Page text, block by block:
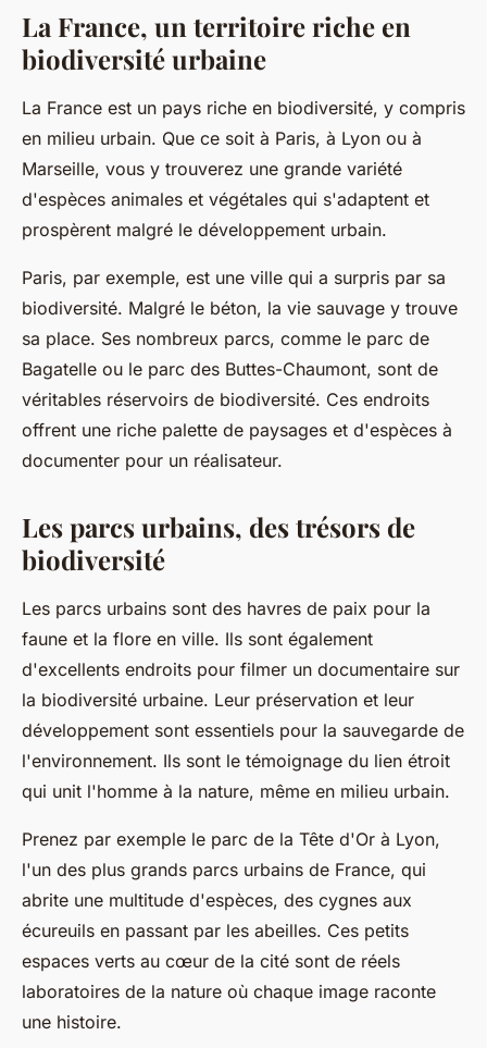
La France, un territoire riche en
biodiversité urbaine
La France est un pays riche en biodiversité, y compris
en milieu urbain. Que ce soit à Paris, à Lyon ou à
Marseille, vous y trouverez une grande variété
d'espèces animales et végétales qui s'adaptent et
prospèrent malgré le développement urbain.
Paris, par exemple, est une ville qui a surpris par sa
biodiversité. Malgré le béton, la vie sauvage y trouve
sa place. Ses nombreux parcs, comme le parc de
Bagatelle ou le parc des Buttes-Chaumont, sont de
véritables réservoirs de biodiversité. Ces endroits
offrent une riche palette de paysages et d'espèces à
documenter pour un réalisateur.
Les parcs urbains, des trésors de
biodiversité
Les parcs urbains sont des havres de paix pour la
faune et la flore en ville. Ils sont également
d'excellents endroits pour filmer un documentaire sur
la biodiversité urbaine. Leur préservation et leur
développement sont essentiels pour la sauvegarde de
l'environnement. Ils sont le témoignage du lien étroit
qui unit l'homme à la nature, même en milieu urbain.
Prenez par exemple le parc de la Tête d'Or à Lyon,
l'un des plus grands parcs urbains de France, qui
abrite une multitude d'espèces, des cygnes aux
écureuils en passant par les abeilles. Ces petits
espaces verts au cœur de la cité sont de réels
laboratoires de la nature où chaque image raconte
une histoire.